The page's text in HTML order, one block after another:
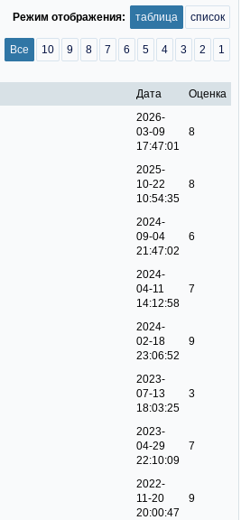
Режим отображения: таблица список
Все 10 9 8 7 6 5 4 3 2 1
Дата Оценка
2026-
03-09
17:47:01
8
2025-
10-22
10:54:35
8
2024-
09-04
21:47:02
6
2024-
04-11
14:12:58
7
2024-
02-18
23:06:52
9
2023-
07-13
18:03:25
3
2023-
04-29
22:10:09
7
2022-
11-20
20:00:47
9